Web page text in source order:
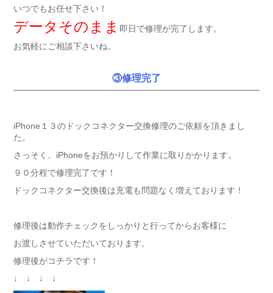
いつでもお任せ下さい！
データそのまま 即日で修理が完了します。
お気軽にご相談下さいね。
③修理完了
iPhone１３のドックコネクター交換修理のご依頼を頂きまし
た。
さっそく、iPhoneをお預かりして作業に取りかかります。
９０分程で修理完了です！
ドックコネクター交換後は充電も問題なく増えております！
修理後は動作チェックをしっかりと行ってからお客様に
お渡しさせていただいております。
修理後がコチラです！
↓ ↓ ↓ ↓